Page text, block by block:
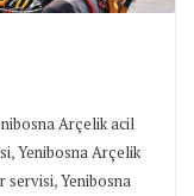
Arçelik acil
,Yenibosna Arçelik
servisi,Yenibosna